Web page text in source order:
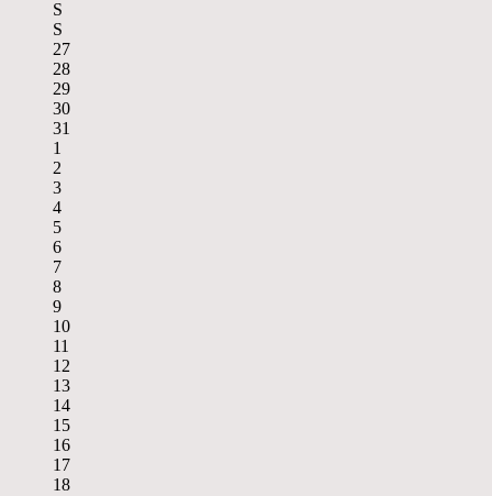
S
S
27
28
29
30
31
1
2
3
4
5
6
7
8
9
10
11
12
13
14
15
16
17
18